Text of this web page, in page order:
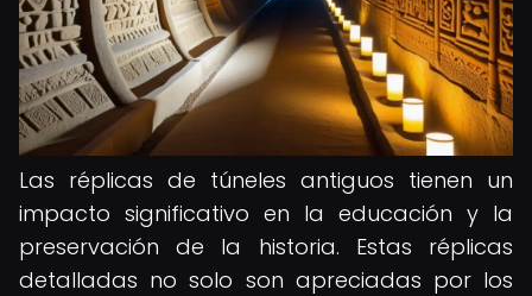
Las réplicas de túneles antiguos tienen un
impacto significativo en la educación y la
preservación de la historia. Estas réplicas
detalladas no solo son apreciadas por los